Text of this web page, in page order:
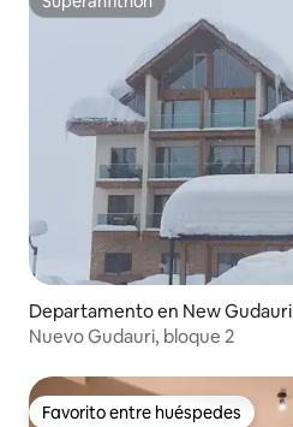
Superanfitrión
Departamento en New Gudauri
Nuevo Gudauri, bloque 2
Favorito entre huéspedes